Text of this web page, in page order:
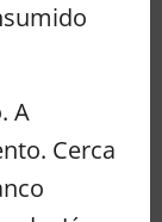
A
Cerca